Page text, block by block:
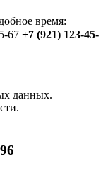
время:
67 +7 (921) 123-45-
данных.